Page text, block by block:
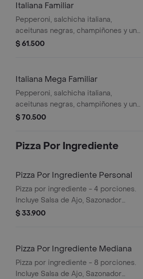
Italiana Familiar
Pepperoni, salchicha italiana,
aceitunas negras, champiñones y un
toque de orégano. - 10 porciones.
$ 61.500
Italiana Mega Familiar
Pepperoni, salchicha italiana,
aceitunas negras, champiñones y un
toque de orégano. - 12 porciones.
$ 70.500
Pizza Por Ingrediente
Pizza Por Ingrediente Personal
Pizza por ingrediente - 4 porciones.
Incluye Salsa de Ajo, Sazonador
Pimienta Roja y Pepperoncini.
$ 33.900
Pizza Por Ingrediente Mediana
Pizza por ingrediente - 8 porciones.
Incluye Salsa de Ajo, Sazonador